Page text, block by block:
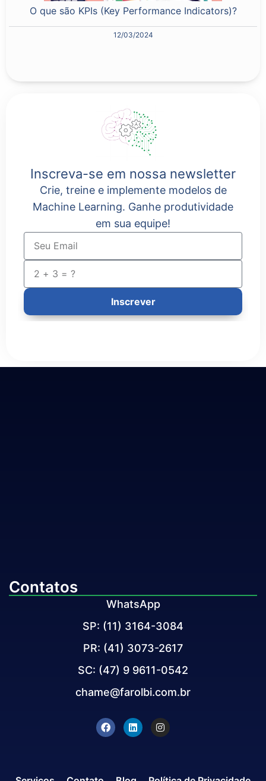
O que são KPIs (Key Performance Indicators)?
12/03/2024
Inscreva-se em nossa newsletter
Crie, treine e implemente modelos de
Machine Learning. Ganhe produtividade
em sua equipe!
Inscrever
Contatos
WhatsApp
SP: (11) 3164-3084
PR: (41) 3073-2617
SC: (47) 9 9611-0542
chame@farolbi.com.br